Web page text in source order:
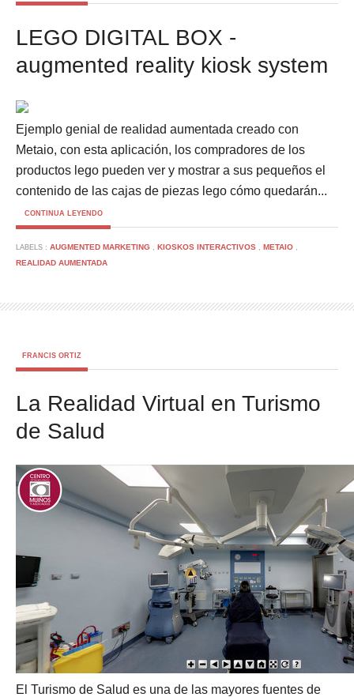
LEGO DIGITAL BOX -
augmented reality kiosk system
Ejemplo genial de realidad aumentada creado con
Metaio, con esta aplicación, los compradores de los
productos lego pueden ver y mostrar a sus pequeños el
contenido de las cajas de piezas lego cómo quedarán...
CONTINUA LEYENDO
LABELS : AUGMENTED MARKETING , KIOSKOS INTERACTIVOS , METAIO ,
REALIDAD AUMENTADA
FRANCIS ORTIZ
La Realidad Virtual en Turismo
de Salud
El Turismo de Salud es una de las mayores fuentes de